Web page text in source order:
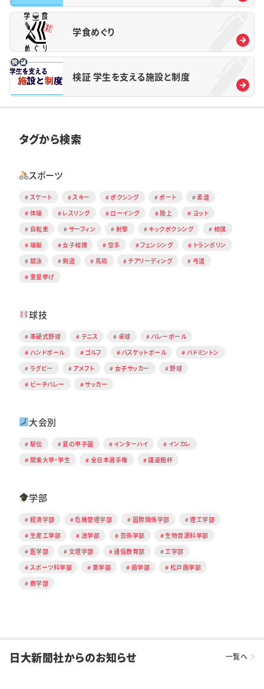
学食めぐり
検証 学生を支える施設と制度
タグから検索
スポーツ
スケート スキー ボクシング ボート
柔道
体操
レスリング ローイング 陸上
ヨット
自転車
サーフィン 射撃 キックボクシング
相撲
端艇
女子相撲 空手 フェンシング
トランポリン
競泳
剣道 馬術 チアリーディング
弓道
重量挙げ
球技
準硬式野球 テニス 卓球
バレーボール
ハンドボール
ゴルフ バスケットボール
バドミントン
ラグビー
アメフト 女子サッカー
野球
ビーチバレー
サッカー
大会別
駅伝 夏の甲子園 インターハイ
インカレ
関東大学・学生
全日本選手権 講道館杯
学部
経済学部 危機管理学部 国際関係学部
理工学部
生産工学部
法学部 芸術学部
生物資源科学部
医学部
文理学部 通信教育部
工学部
スポーツ科学部
薬学部 歯学部
松戸歯学部
商学部
日大新聞社からのお知らせ 一覧へ